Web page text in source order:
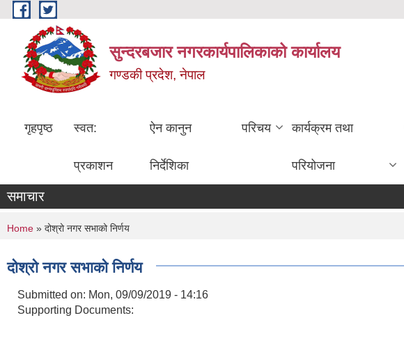
Skip to main content
सुन्दरबजार नगरकार्यपालिकाको कार्यालय
गण्डकी प्रदेश, नेपाल
गृहपृष्ठ स्वत:
प्रकाशन
ऐन कानुन
निर्देशिका
परिचय कार्यक्रम तथा
परियोजना
समाचार
You are here
Home » दोश्रो नगर सभाको निर्णय
दोश्रो नगर सभाको निर्णय
Submitted on: Mon, 09/09/2019 - 14:16
Supporting Documents: